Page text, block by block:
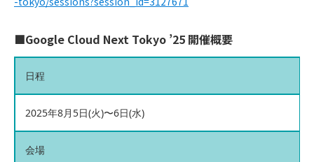
■Google Cloud Next Tokyo ’25 開催概要
日程
2025年8⽉5日(火)〜6⽇(水)
会場